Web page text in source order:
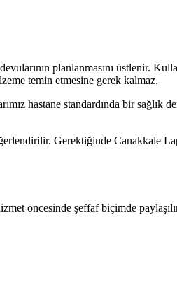
planlanmasını üstlenir.
temin etmesine gerek kalmaz.
hastane standardında bir sağlık
Gerektiğinde Canakkale
öncesinde şeffaf biçimde